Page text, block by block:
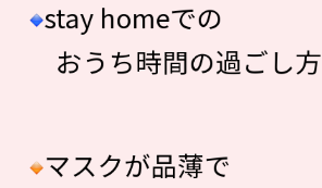
stay homeでの
おうち時間の過ごし方
マスクが品薄で